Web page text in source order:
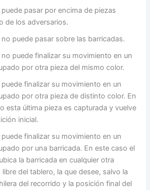
puede pasar por encima de piezas
de los adversarios.
no puede pasar sobre las barricadas.
no puede finalizar su movimiento en un
por otra pieza del mismo color.
puede finalizar su movimiento en un
por otra pieza de distinto color. En
esta última pieza es capturada y vuelve
inicial.
puede finalizar su movimiento en un
por una barricada. En este caso el
la barricada en cualquier otra
del tablero, la que desee, salvo la
del recorrido y la posición final del